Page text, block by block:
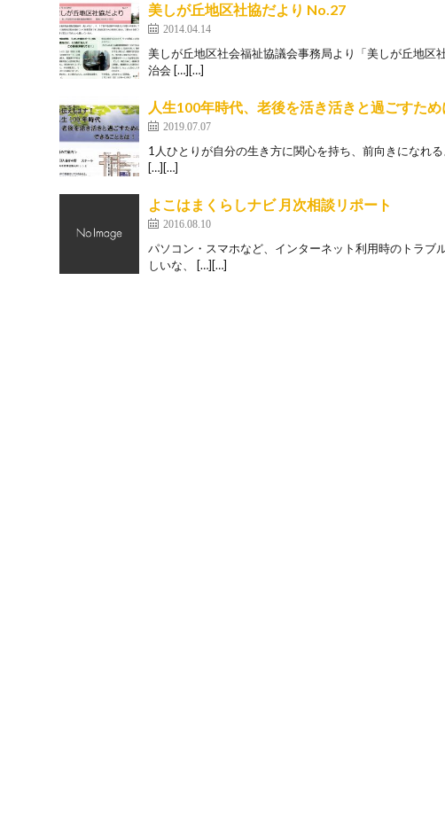
美しが丘地区社協だより No.27
2014.04.14
美しが丘地区社会福祉協議会事務局より「美しが丘地区
治会 […][…]
人生100年時代、老後を活き活きと過ごすた
2019.07.07
1人ひとりが自分の生き方に関心を持ち、前向きになれ
[…][…]
よこはまくらしナビ 月次相談リポート
2016.08.10
パソコン・スマホなど、インターネット利用時のトラブ
しいな、 […][…]